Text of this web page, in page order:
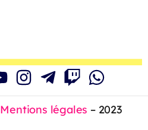
Mentions légales – 2023